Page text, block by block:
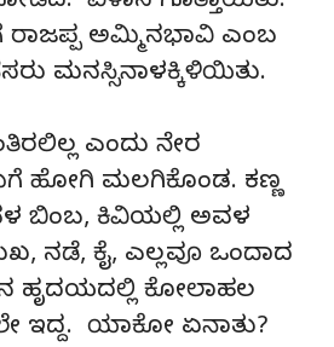
ಅಮ್ಮಿನಭಾವಿ ಎಂಬ
ಮನಸ್ಸಿನಾಳಕ್ಕಿಳಿಯಿತು.
ಎಂದು ನೇರ
ಹೋಗಿ ಮಲಗಿಕೊಂಡ. ಕಣ್ಣ
ಬಿಂಬ, ಕಿವಿಯಲ್ಲಿ ಅವಳ
ನಡೆ, ಕೈ, ಎಲ್ಲವೂ ಒಂದಾದ
ಹೃದಯದಲ್ಲಿ ಕೋಲಾಹಲ
ಇದ್ದ. ಯಾಕೋ ಏನಾತು?